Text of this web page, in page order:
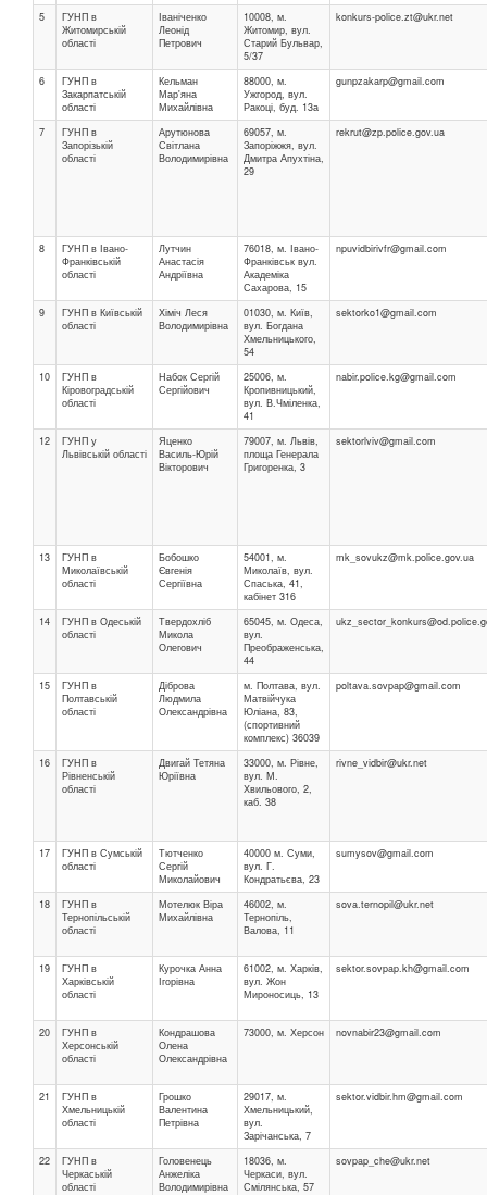
5
ГУНП в
Житомирській
області
Іваніченко
Леонід
Петрович
10008, м.
Житомир, вул.
Старий Бульвар,
5/37
konkurs-police.zt@ukr.net
6
ГУНП в
Закарпатській
області
Кельман
Мар'яна
Михайлівна
88000, м.
Ужгород, вул.
Ракоці, буд. 13а
gunpzakarp@gmail.com
7
ГУНП в
Запорізькій
області
Арутюнова
Світлана
Володимирівна
69057, м.
Запоріжжя, вул.
Дмитра Апухтіна,
29
rekrut@zp.police.gov.ua
8
ГУНП в Івано-
Франківській
області
Лутчин
Анастасія
Андріївна
76018, м. Івано-
Франківськ вул.
Академіка
Сахарова, 15
npuvidbirivfr@gmail.com
9
ГУНП в Київській
області
Хіміч Леся
Володимирівна
01030, м. Київ,
вул. Богдана
Хмельницького,
54
sektorko1@gmail.com
10
ГУНП в
Кіровоградській
області
Набок Сергій
Сергійович
25006, м.
Кропивницький,
вул. В.Чміленка,
41
nabir.police.kg@gmail.com
12
ГУНП у
Львівській області
Яценко
Василь-Юрій
Вікторович
79007, м. Львів,
площа Генерала
Григоренка, 3
sektorlviv@gmail.com
13
ГУНП в
Миколаївській
області
Бобошко
Євгенія
Сергіївна
54001, м.
Миколаїв, вул.
Спаська, 41,
кабінет 316
mk_sovukz@mk.police.gov.ua
14
ГУНП в Одеській
області
Твердохліб
Микола
Олегович
65045, м. Одеса,
вул.
Преображенська,
44
15
ГУНП в
Полтавській
області
Діброва
Людмила
Олександрівна
м. Полтава, вул.
Матвійчука
Юліана, 83,
(спортивний
комплекс) 36039
poltava.sovpap@gmail.com
16
ГУНП в
Рівненській
області
Двигай Тетяна
Юріївна
33000, м. Рівне,
вул. М.
Хвильового, 2,
каб. 38
rivne_vidbir@ukr.net
17
ГУНП в Сумській
області
Тютченко
Сергій
Миколайович
40000 м. Суми,
вул. Г.
Кондратьєва, 23
sumysov@gmail.com
18
ГУНП в
Тернопільській
області
Мотелюк Віра
Михайлівна
46002, м.
Тернопіль,
Валова, 11
sova.ternopil@ukr.net
19
ГУНП в
Харківській
області
Курочка Анна
Ігорівна
61002, м. Харків,
вул. Жон
Мироносиць, 13
sektor.sovpap.kh@gmail.com
20
ГУНП в
Херсонській
області
Кондрашова
Олена
Олександрівна
73000, м. Херсон novnabir23@gmail.com
21
ГУНП в
Хмельницькій
області
Грошко
Валентина
Петрівна
29017, м.
Хмельницький,
вул.
Зарічанська, 7
sektor.vidbir.hm@gmail.com
22
ГУНП в
Черкаській
області
Головенець
Анжеліка
Володимирівна
18036, м.
Черкаси, вул.
Смілянська, 57
sovpap_che@ukr.net